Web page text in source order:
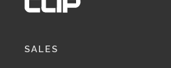
SALES